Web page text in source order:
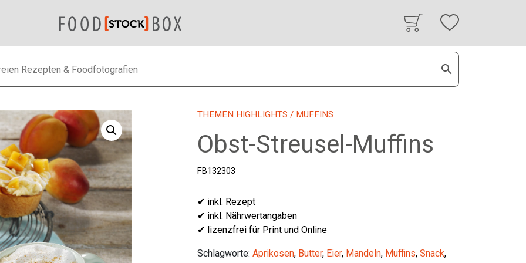
THEMEN HIGHLIGHTS / MUFFINS
Obst-Streusel-Muffins
FB132303
✔ inkl. Rezept
✔ inkl. Nährwertangaben
✔ lizenzfrei für Print und Online
Schlagworte: Aprikosen, Butter, Eier, Mandeln, Muffins, Snack,